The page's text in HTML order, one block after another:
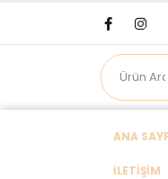
ANA
İLETIŞIM